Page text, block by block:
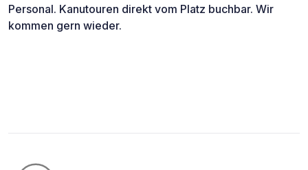
Personal. Kanutouren direkt vom Platz buchbar. Wir
kommen gern wieder.